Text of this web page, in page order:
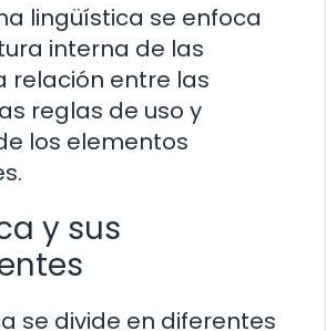
lingüística se enfoca
interna de las
relación entre las
reglas de uso y
los elementos
y sus
se divide en diferentes